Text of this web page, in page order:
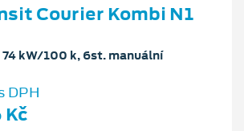
Courier Kombi N1
74 kW/100 k, 6st. manuální
DPH